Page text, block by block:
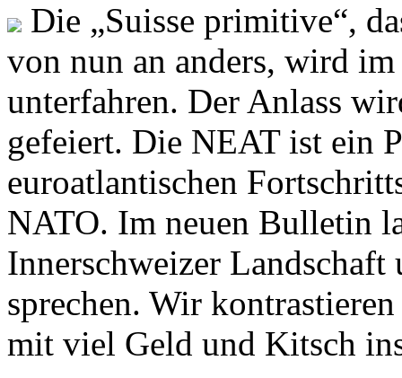
Die „Suisse primitive“,
von nun an anders, wird
unterfahren. Der Anlass
gefeiert. Die NEAT ist ein
euroatlantischen
NATO. Im neuen Bulletin
Innerschweizer
sprechen. Wir
mit viel Geld und Kitsch